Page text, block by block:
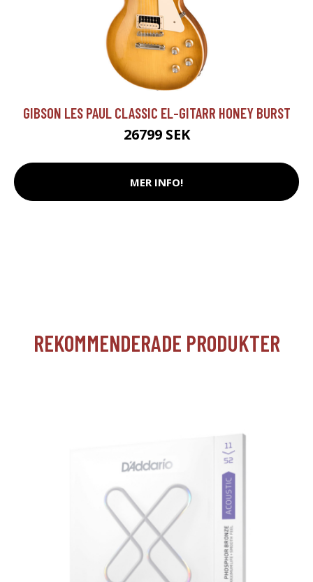
GIBSON LES PAUL CLASSIC EL-GITARR HONEY BURST
26799 SEK
MER INFO!
REKOMMENDERADE PRODUKTER